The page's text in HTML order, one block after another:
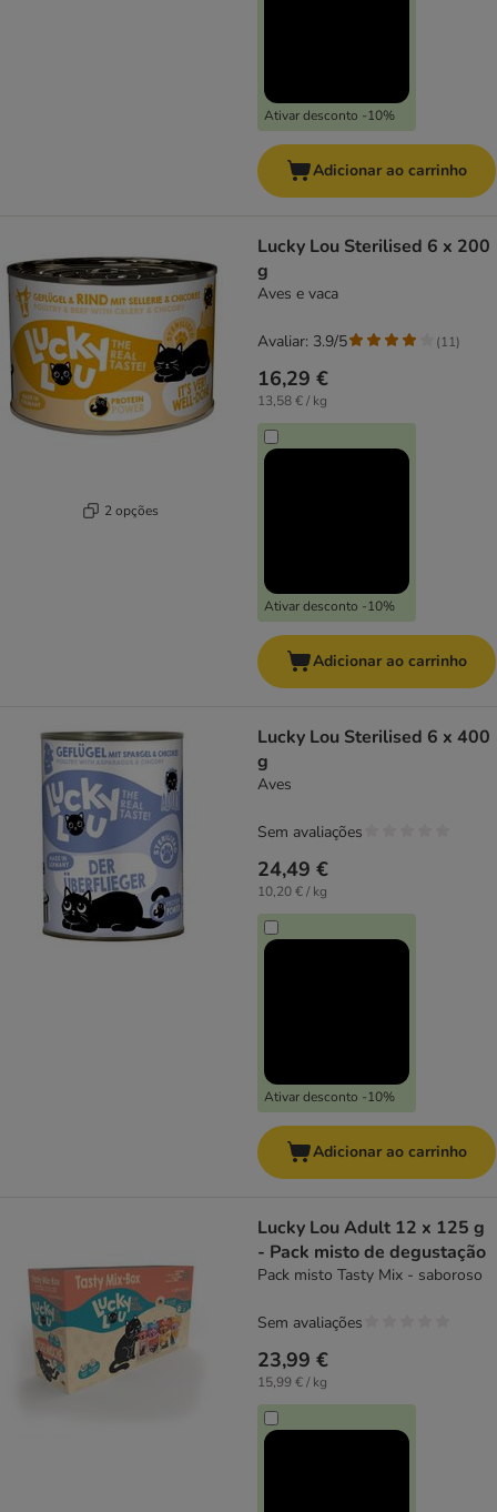
Ativar desconto -10%
Adicionar ao carrinho
2 opções
Lucky Lou Sterilised 6 x 200
g
Aves e vaca
16,29 €
13,58 € / kg
Ativar desconto -10%
Avaliar: 3.9/5 (11)
Adicionar ao carrinho
Lucky Lou Sterilised 6 x 400
g
Aves
24,49 €
10,20 € / kg
Ativar desconto -10%
Sem avaliações
Adicionar ao carrinho
Lucky Lou Adult 12 x 125 g
- Pack misto de degustação
Pack misto Tasty Mix - saboroso
23,99 €
15,99 € / kg
Sem avaliações